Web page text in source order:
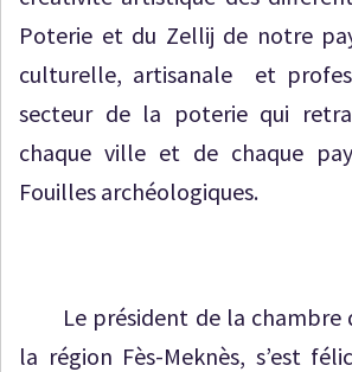
Poterie et du Zellij de notre
culturelle, artisanale et
secteur de la poterie qui
chaque ville et de chaque
Fouilles archéologiques.
Le président de la chambre
la région Fès-Meknès, s’est